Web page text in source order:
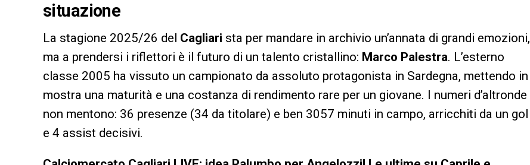
situazione
La stagione 2025/26 del Cagliari sta per mandare in archivio un’annata di grandi emozioni,
ma a prendersi i riflettori è il futuro di un talento cristallino: Marco Palestra. L’esterno
classe 2005 ha vissuto un campionato da assoluto protagonista in Sardegna, mettendo in
mostra una maturità e una costanza di rendimento rare per un giovane. I numeri d’altronde
non mentono: 36 presenze (34 da titolare) e ben 3057 minuti in campo, arricchiti da un gol
e 4 assist decisivi.